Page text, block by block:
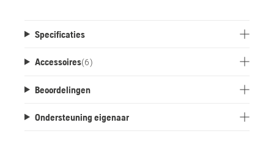
Specificaties
Accessoires(6)
Beoordelingen
Ondersteuning eigenaar